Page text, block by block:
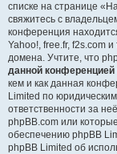
списке на странице
свяжитесь с
конференция
Yahoo!, free.fr, f2s.com
домена. Учтите, что
данной конференцией
кем и как данная
Limited по
ответственности за
phpBB.com или
обеспечению phpBB
phpBB Limited об